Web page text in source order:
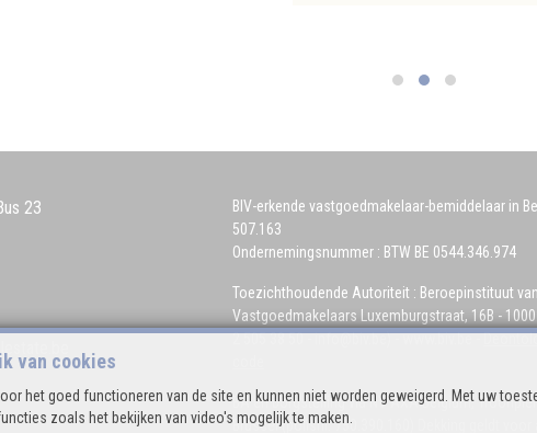
van cookies
het goed functioneren van de site en kunnen niet worden geweigerd. Met uw
zoals het bekijken van video's mogelijk te maken.
23
BIV-erkende vastgoedmakelaar-bemiddelaar in
507.163
Ondernemingsnummer : BTW BE 0544.346.974
Toezichthoudende Autoriteit : Beroepinstituut van
Vastgoedmakelaars Luxemburgstraat, 16B -
2 505 38 50 - info@biv.be) -www.biv.be-
BA en borgstelling via NV AXA Belgium,
Brussel (polisnr. 730.390.160) Dekking geldt voor